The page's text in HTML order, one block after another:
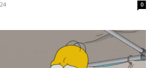
0